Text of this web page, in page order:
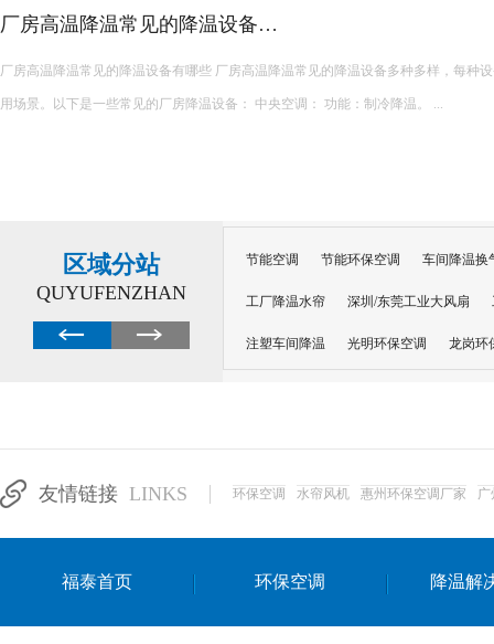
高温车间空调选型攻略！
夏季厂房降温设备种类繁多，负压风机、水帘、传统中央空调、工业节能空调等
型时盲目跟风，导致降温效果不佳、能耗超标、设备适配性差等问题。想要选到合
区域分站
QUYUFENZHAN
节能空调 节能环保空调 车间降温换
工厂降温水帘 深圳/东莞工业大风扇
注塑车间降温 光明环保空调 龙岗环
达州工业省电安装
友情链接 LINKS 环保空调 水帘风机 惠州环保空调厂家 广
福泰首页 环保空调 降温解